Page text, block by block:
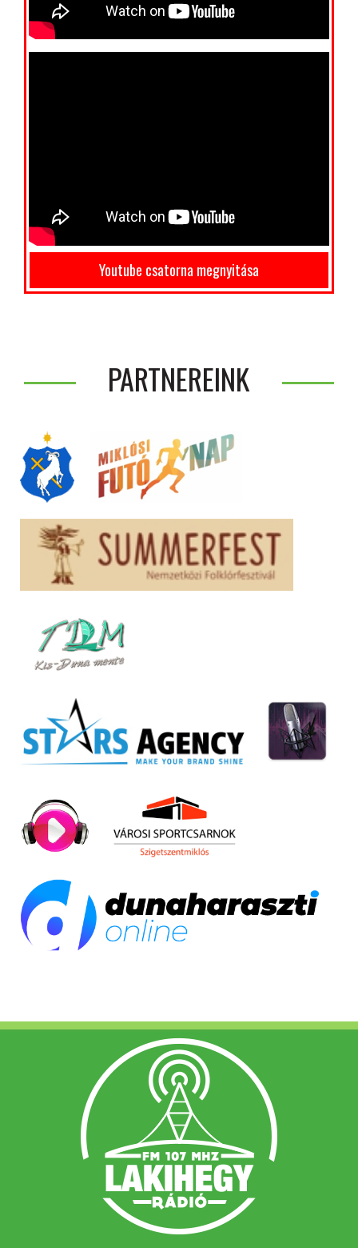
Youtube csatorna megnyitása
PARTNEREINK